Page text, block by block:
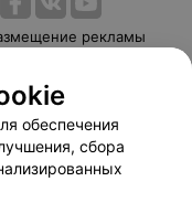
рекламы
Способы оплаты
103.by
обеспечения
сбора